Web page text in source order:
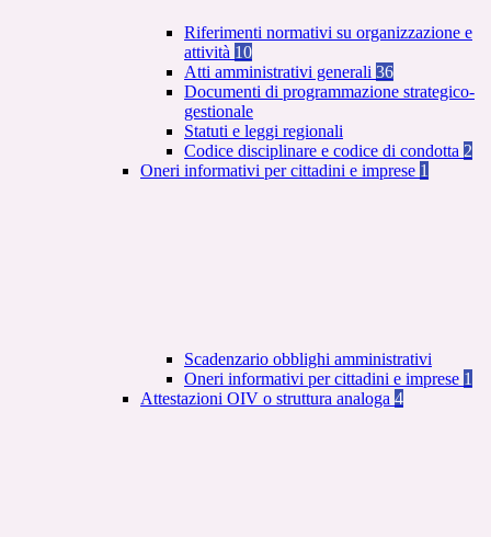
Riferimenti normativi su organizzazione e
attività 10
Atti amministrativi generali 36
Documenti di programmazione strategico-
gestionale
Statuti e leggi regionali
Codice disciplinare e codice di condotta 2
Oneri informativi per cittadini e imprese 1
Scadenzario obblighi amministrativi
Oneri informativi per cittadini e imprese 1
Attestazioni OIV o struttura analoga 4